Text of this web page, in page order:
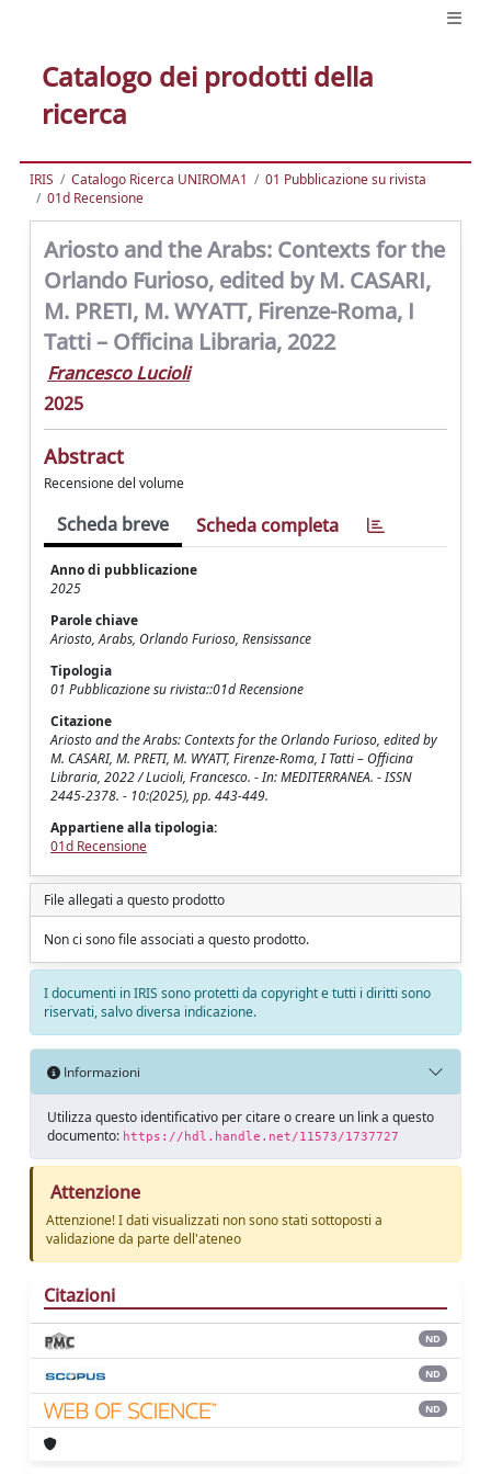
Catalogo dei prodotti della
ricerca
IRIS Catalogo Ricerca UNIROMA1
01 Pubblicazione su rivista
01d Recensione
Ariosto and the Arabs: Contexts for the
Orlando Furioso, edited by M. CASARI,
M. PRETI, M. WYATT, Firenze-Roma, I
Tatti – Officina Libraria, 2022
Francesco Lucioli
2025
Abstract
Recensione del volume
Scheda breve Scheda completa
Anno di pubblicazione
2025
Parole chiave
Ariosto, Arabs, Orlando Furioso, Rensissance
Tipologia
01 Pubblicazione su rivista::01d Recensione
Citazione
Ariosto and the Arabs: Contexts for the Orlando Furioso, edited by
M. CASARI, M. PRETI, M. WYATT, Firenze-Roma, I Tatti – Officina
Libraria, 2022 / Lucioli, Francesco. - In: MEDITERRANEA. - ISSN
2445-2378. - 10:(2025), pp. 443-449.
Appartiene alla tipologia:
01d Recensione
File allegati a questo prodotto
Non ci sono file associati a questo prodotto.
I documenti in IRIS sono protetti da copyright e tutti i diritti sono
riservati, salvo diversa indicazione.
Informazioni
Utilizza questo identificativo per citare o creare un link a questo
documento: https://hdl.handle.net/11573/1737727
Attenzione
Attenzione! I dati visualizzati non sono stati sottoposti a
validazione da parte dell'ateneo
Citazioni
ND
ND
ND